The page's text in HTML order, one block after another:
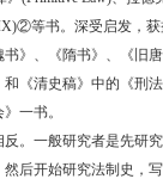
IX)②等书。深受启发
》、《隋书》、《旧
《清史稿》中的《刑
一书。
一般研究者是先研
后开始研究法制史，